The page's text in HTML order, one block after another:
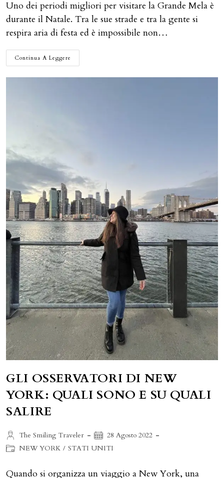
Uno dei periodi migliori per visitare la Grande Mela è
durante il Natale. Tra le sue strade e tra la gente si
respira aria di festa ed è impossibile non…
Continua A Leggere
A
YORK:
GLI OSSERVATORI DI NEW
YORK: QUALI SONO E SU QUALI
SALIRE
Autore
dell'articolo:
The Smiling Traveler
Articolo
pubblicato:
28 Agosto 2022
Categoria
NEW YORK / STATI UNITI
Quando si organizza un viaggio a New York, una